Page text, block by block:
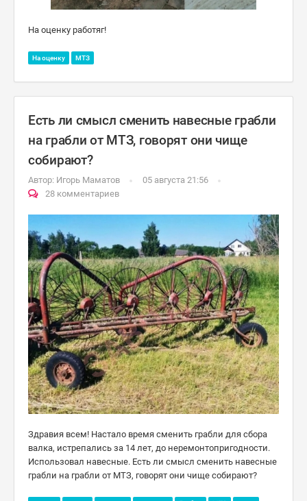
На оценку работяг!
На оценку МТЗ
Есть ли смысл сменить навесные грабли
на грабли от МТЗ, говорят они чище
собирают?
Автор: Игорь Маматов
05 августа 21:56
28 комментариев
Здравия всем! Настало время сменить грабли для сбора
валка, истрепались за 14 лет, до неремонтопригодности.
Использовал навесные. Есть ли смысл сменить навесные
грабли на грабли от МТЗ, говорят они чище собирают?